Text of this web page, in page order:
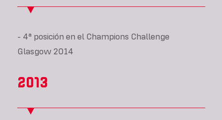
- 4ª posición en el Champions Challenge
Glasgow 2014
2013